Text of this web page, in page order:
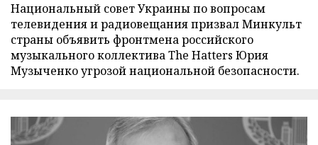
Национальный совет Украины по вопросам
телевидения и радиовещания призвал Минкульт
страны объявить фронтмена российского
музыкального коллектива The Hatters Юрия
Музыченко угрозой национальной безопасности.